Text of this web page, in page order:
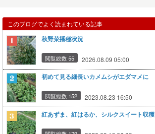
このブログでよく読まれている記事
秋野菜播種状況
閲覧総数 55 2026.08.09 05:00
初めて見る細長いカメムシがエダマメに
閲覧総数 152 2023.08.23 16:50
紅あずま、紅はるか、シルクスイート収穫